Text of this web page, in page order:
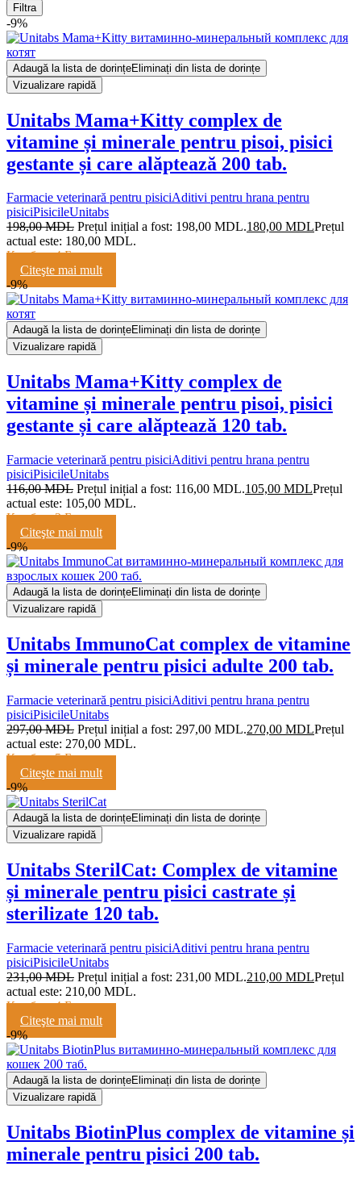
Filtra
-9%
Adaugă la lista de dorințeEliminați din lista de dorințe
Vizualizare rapidă
Unitabs Mama+Kitty complex de
vitamine și minerale pentru pisoi, pisici
gestante și care alăptează 200 tab.
Farmacie veterinară pentru pisiciAditivi pentru hrana pentru
pisiciPisicileUnitabs
198,00MDL Prețul inițial a fost: 198,00 MDL.180,00 MDLPrețul
actual este: 180,00 MDL.
Кешбэк:4 Балла
Citeşte mai mult
-9%
Adaugă la lista de dorințeEliminați din lista de dorințe
Vizualizare rapidă
Unitabs Mama+Kitty complex de
vitamine și minerale pentru pisoi, pisici
gestante și care alăptează 120 tab.
Farmacie veterinară pentru pisiciAditivi pentru hrana pentru
pisiciPisicileUnitabs
116,00MDL Prețul inițial a fost: 116,00 MDL.105,00 MDLPrețul
actual este: 105,00 MDL.
Кешбэк:2 Балла
Citeşte mai mult
-9%
Adaugă la lista de dorințeEliminați din lista de dorințe
Vizualizare rapidă
Unitabs ImmunoCat complex de vitamine
și minerale pentru pisici adulte 200 tab.
Farmacie veterinară pentru pisiciAditivi pentru hrana pentru
pisiciPisicileUnitabs
297,00MDL Prețul inițial a fost: 297,00 MDL.270,00 MDLPrețul
actual este: 270,00 MDL.
Кешбэк:5 Баллов
Citeşte mai mult
-9%
Adaugă la lista de dorințeEliminați din lista de dorințe
Vizualizare rapidă
Unitabs SterilCat: Complex de vitamine
și minerale pentru pisici castrate și
sterilizate 120 tab.
Farmacie veterinară pentru pisiciAditivi pentru hrana pentru
pisiciPisicileUnitabs
231,00MDL Prețul inițial a fost: 231,00 MDL.210,00 MDLPrețul
actual este: 210,00 MDL.
Кешбэк:4 Балла
Citeşte mai mult
-9%
Adaugă la lista de dorințeEliminați din lista de dorințe
Vizualizare rapidă
Unitabs BiotinPlus complex de vitamine și
minerale pentru pisici 200 tab.